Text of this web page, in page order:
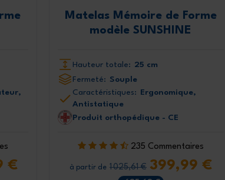
€
Matelas Mémoire de Forme
modèle SUNSHINE
Hauteur totale: 25 cm
Fermeté: Souple
Caractéristiques:
Ergonomique,
Antistatique
Produit orthopédique - CE
235 Commentaires
à partir de 1 025,61 € 399,99 €